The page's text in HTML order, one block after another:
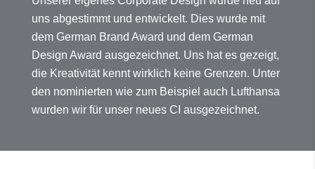
uns abgestimmt und entwickelt. Dies wurde mit
dem German Brand Award und dem German
Design Award ausgezeichnet. Uns hat es gezeigt,
die Kreativität kennt wirklich keine Grenzen. Unter
den nominierten wie zum Beispiel auch Lufthansa
wurden wir für unser neues CI ausgezeichnet.